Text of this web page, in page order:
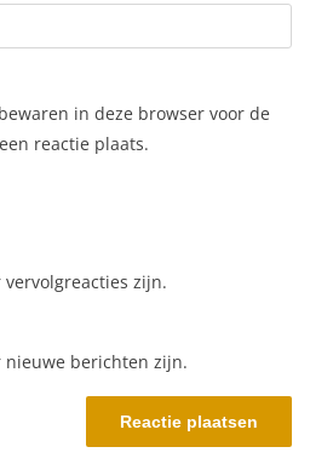
in deze browser voor de
reactie plaats.
zijn.
berichten zijn.